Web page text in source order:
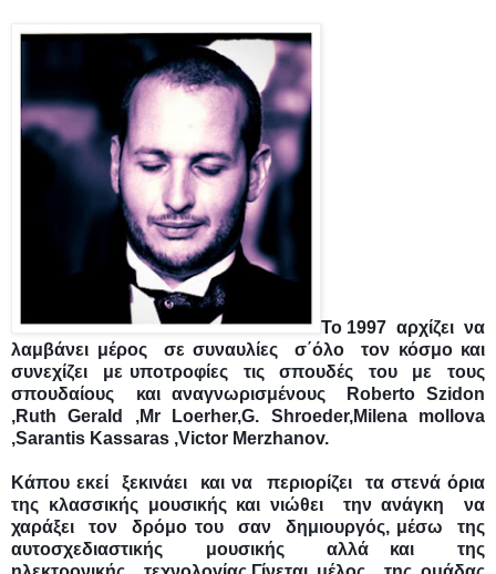
Το 1997  αρχίζει  να
λαμβάνει μέρος  σε συναυλίες  σ΄όλο  τον κόσμο και
συνεχίζει  με υποτροφίες  τις  σπουδές  του  με  τους
σπουδαίους  και αναγνωρισμένους
Roberto Szidon
,Ruth Gerald ,Mr Loerher,G. Shroeder,Milena mollova
,Sarantis Kassaras ,Victor Merzhanov.
Κάπου εκεί  ξεκινάει  και να  περιορίζει  τα στενά όρια
της κλασσικής μουσικής και νιώθει  την ανάγκη  να
χαράξει  τον  δρόμο του  σαν  δημιουργός, μέσω  της
αυτοσχεδιαστικής  μουσικής  αλλά και  της